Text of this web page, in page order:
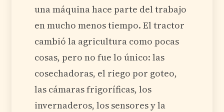
una máquina hace parte del trabajo
en mucho menos tiempo. El tractor
cambió la agricultura como pocas
cosas, pero no fue lo único: las
cosechadoras, el riego por goteo,
las cámaras frigoríficas, los
invernaderos, los sensores y la